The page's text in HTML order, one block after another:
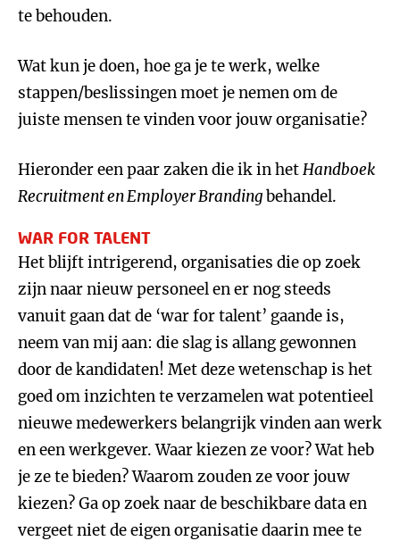
te behouden.
Wat kun je doen, hoe ga je te werk, welke
stappen/beslissingen moet je nemen om de
juiste mensen te vinden voor jouw organisatie?
Hieronder een paar zaken die ik in hetHandboek
Recruitment en Employer Brandingbehandel.
WAR FOR TALENT
Het blijft intrigerend, organisaties die op zoek
zijn naar nieuw personeel en er nog steeds
vanuit gaan dat de ‘war for talent’ gaande is,
neem van mij aan: die slag is allang gewonnen
door de kandidaten! Met deze wetenschap is het
goed om inzichten te verzamelen wat potentieel
nieuwe medewerkers belangrijk vinden aan werk
en een werkgever. Waar kiezen ze voor? Wat heb
je ze te bieden? Waarom zouden ze voor jouw
kiezen? Ga op zoek naar de beschikbare data en
vergeet niet de eigen organisatie daarin mee te